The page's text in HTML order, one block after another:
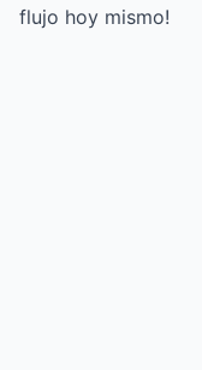
flujo hoy mismo!